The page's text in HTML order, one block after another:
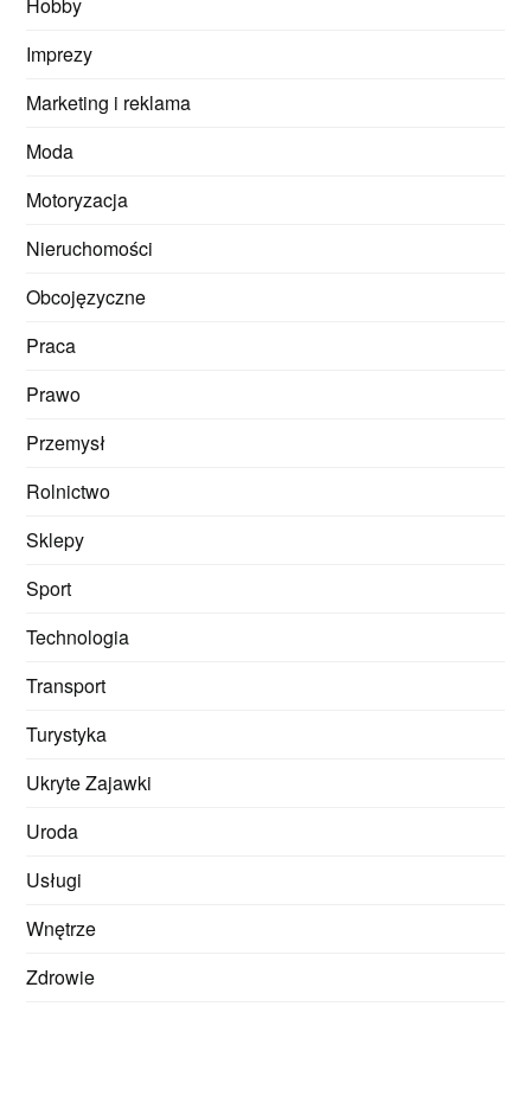
Imprezy
Marketing i reklama
Moda
Motoryzacja
Nieruchomości
Obcojęzyczne
Praca
Prawo
Przemysł
Rolnictwo
Sklepy
Sport
Technologia
Transport
Turystyka
Ukryte Zajawki
Uroda
Usługi
Wnętrze
Zdrowie